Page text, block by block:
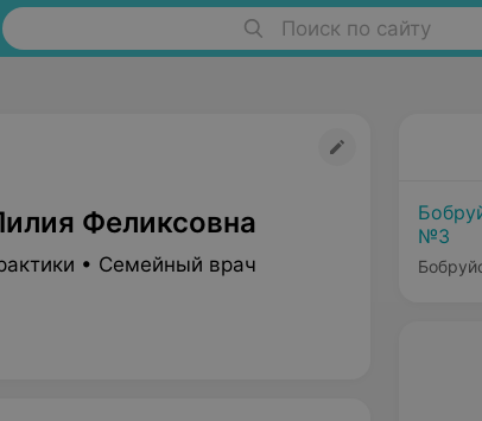
Поиск по сайту
Феликсовна
• Семейный врач
№3